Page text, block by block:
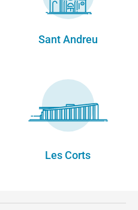
Sant Andreu
Les Corts